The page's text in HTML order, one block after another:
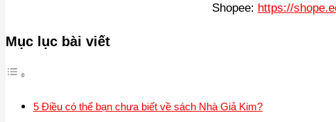
Shopee: https://
Mục lục bài viết
5 Điều có thể bạn chưa biết về sách Nhà Giả Kim?